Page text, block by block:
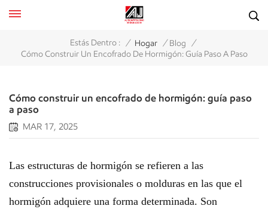
Estás Dentro : / Hogar / Blog /
Cómo Construir Un Encofrado De Hormigón: Guía Paso A Paso
Cómo construir un encofrado de hormigón: guía paso
a paso
MAR 17, 2025
Las estructuras de hormigón se refieren a las
construcciones provisionales o molduras en las que el
hormigón adquiere una forma determinada. Son